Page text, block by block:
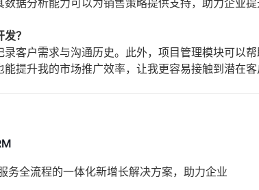
据分析能力可以为销售策略提供支持，助力企业提
？
客户需求与沟通历史。此外，项目管理模块可以
提升我的市场推广效率，让我更容易接触到潜在客
务全流程的一体化新增长解决方案，助力企业